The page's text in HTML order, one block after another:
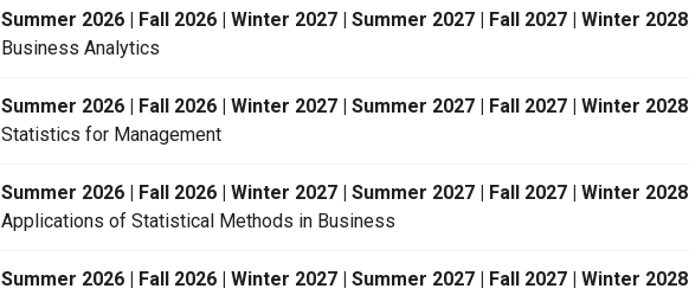
Summer 2026 | Fall 2026 | Winter 2027 | Summer 2027 | Fall 2027 | Winter 2028
Business Analytics
Summer 2026 | Fall 2026 | Winter 2027 | Summer 2027 | Fall 2027 | Winter 2028
Statistics for Management
Summer 2026 | Fall 2026 | Winter 2027 | Summer 2027 | Fall 2027 | Winter 2028
Applications of Statistical Methods in Business
Summer 2026 | Fall 2026 | Winter 2027 | Summer 2027 | Fall 2027 | Winter 2028